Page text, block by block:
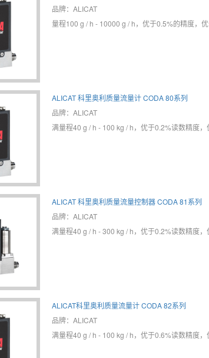
品牌：ALICAT
量程100 g / h - 10000 g / h，优于0.5%的精度，
ALICAT 科里奥利质量流量计 CODA 80系列
品牌：ALICAT
满量程40 g / h - 100 kg / h，优于0.2%读数精度
ALICAT 科里奥利质量流量控制器 CODA 81系列
品牌：ALICAT
满量程40 g / h - 300 kg / h，优于0.2%读数精度
ALICAT科里奥利质量流量计 CODA 82系列
品牌：ALICAT
满量程40 g / h - 100 kg / h，优于0.6%读数精度